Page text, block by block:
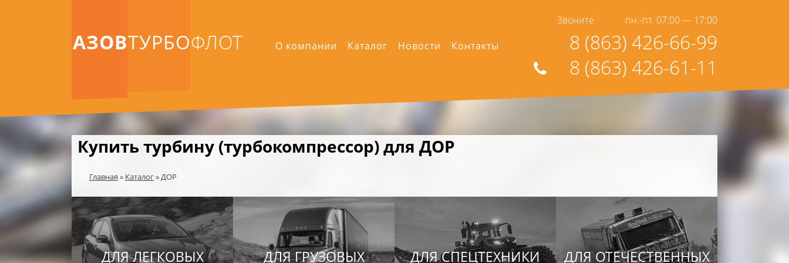
АЗОВТУРБОФЛОТ
Звоните пн.-пт. 07:00 — 17:00
8 (863) 426-66-99
8 (863) 426-61-11
Контакты
Новости
Каталог
О компании
Купить турбину (турбокомпрессор) для ДОР
Главная » Каталог»ДОР
ДЛЯ ЛЕГКОВЫХ ДЛЯ ГРУЗОВЫХ ДЛЯ СПЕЦТЕХНИКИ ДЛЯ ОТЕЧЕСТВЕННЫХ